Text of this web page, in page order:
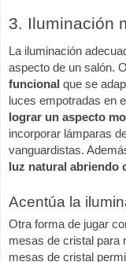
3. Iluminación
La iluminación
aspecto de un salón.
funcional que se
luces empotradas en
lograr un aspecto
incorporar lámparas
vanguardistas.
luz natural abriendo
Acentúa la
Otra forma de jugar
mesas de cristal para
mesas de cristal